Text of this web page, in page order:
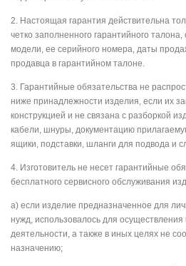
2.⁠ ⁠Настоящая гарантия действительна
четко заполненного гарантийного
модели, ее серийного номера, даты
продавца в гарантийном талоне.
3.⁠ ⁠Гарантийные обязательства не
ниже принадлежности изделия, если их
конструкцией и не связана с разборкой
кабели, шнуры, документацию
ящики, подставки, шланги для подвода и
4.⁠ ⁠Изготовитель не несет гарантийные
бесплатного сервисного обслуживания
а) если изделие предназначенное для
нужд, использовалось для
деятельности, а также в иных целях не
назначению;